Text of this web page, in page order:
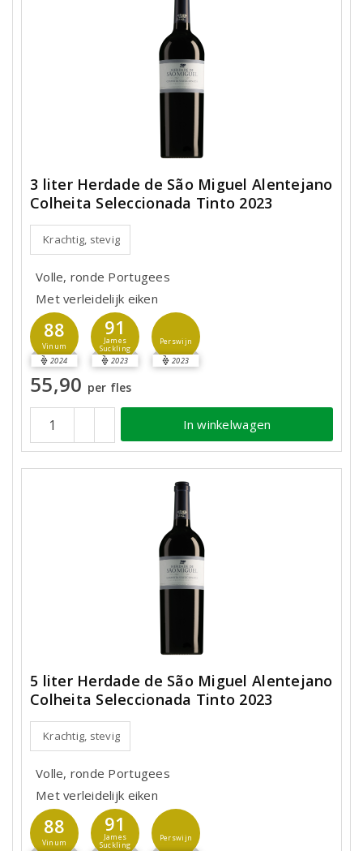
3 liter Herdade de São Miguel Alentejano
Colheita Seleccionada Tinto 2023
Krachtig, stevig
Volle, ronde Portugees
Met verleidelijk eiken
88
Vinum
2024
91
James
Suckling
2023
Perswijn
2023
55,90 per fles
In winkelwagen
5 liter Herdade de São Miguel Alentejano
Colheita Seleccionada Tinto 2023
Krachtig, stevig
Volle, ronde Portugees
Met verleidelijk eiken
88
Vinum
91
James
Suckling
Perswijn